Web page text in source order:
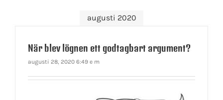
augusti 2020
När blev lögnen ett godtagbart argument?
augusti 28, 2020 6:49 e m